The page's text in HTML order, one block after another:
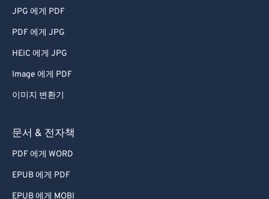
JPG 에게 PDF
PDF 에게 JPG
HEIC 에게 JPG
Image 에게 PDF
이미지 변환기
문서 & 전자책
PDF 에게 WORD
EPUB 에게 PDF
EPUB 에게 MOBI